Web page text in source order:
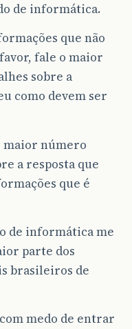
de informática.
que não
fale o maior
sobre a
como devem ser
maior número
a resposta que
que é
de informática me
parte dos
brasileiros de
medo de entrar